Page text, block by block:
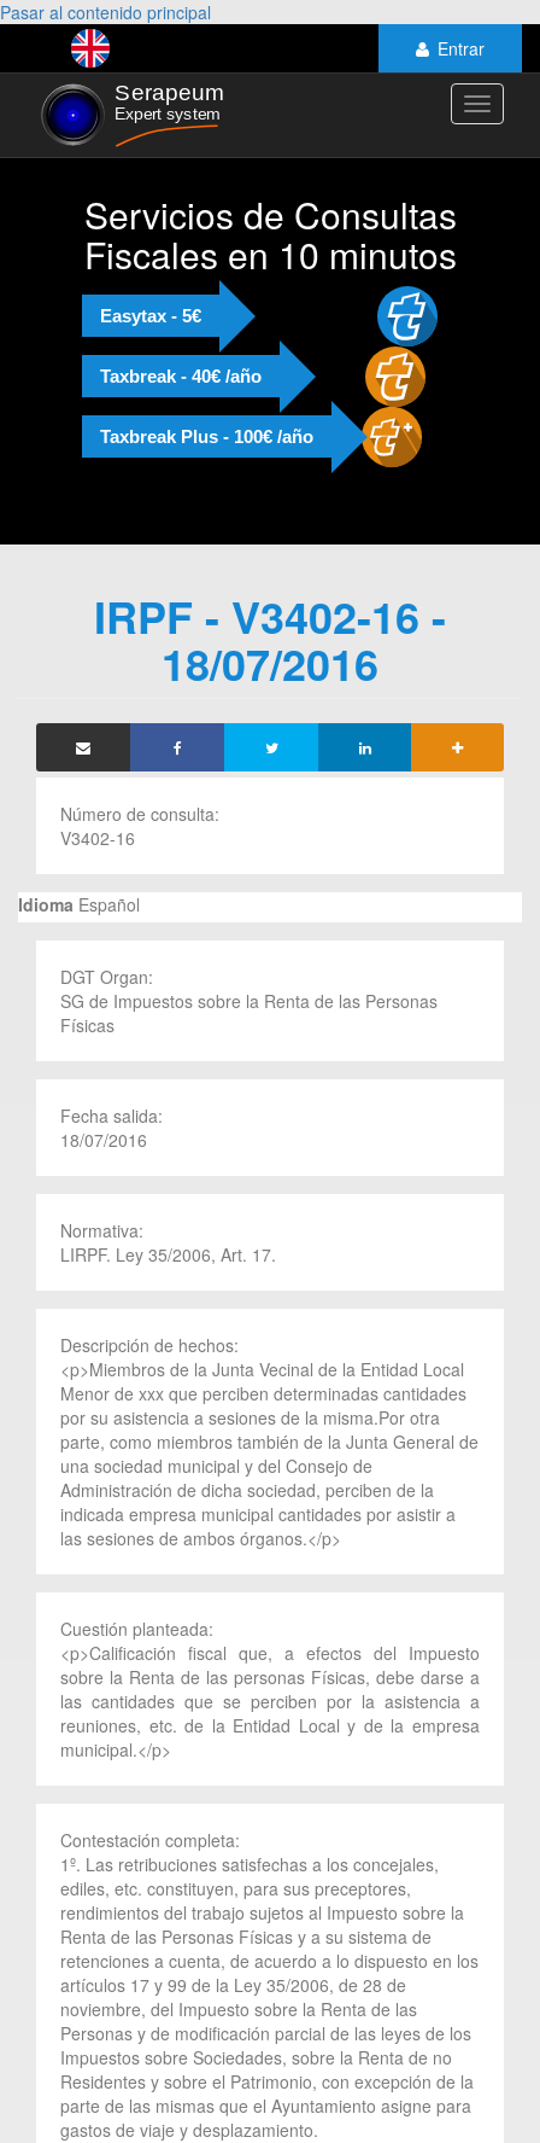
Pasar al contenido principal
Entrar
Toggle
Servicios de Consultas
Fiscales en 10 minutos
Easytax - 5€
Taxbreak - 40€ /año
Taxbreak Plus - 100€ /año
IRPF - V3402-16 -
18/07/2016
Número de consulta:
V3402-16
Idioma Español
DGT Organ:
SG de Impuestos sobre la Renta de las Personas
Físicas
Fecha salida:
18/07/2016
Normativa:
LIRPF. Ley 35/2006, Art. 17.
Descripción de hechos:
<p>Miembros de la Junta Vecinal de la Entidad Local
Menor de xxx que perciben determinadas cantidades
por su asistencia a sesiones de la misma.Por otra
parte, como miembros también de la Junta General de
una sociedad municipal y del Consejo de
Administración de dicha sociedad, perciben de la
indicada empresa municipal cantidades por asistir a
las sesiones de ambos órganos.</p>
Cuestión planteada:
<p>Calificación fiscal que, a efectos del Impuesto
sobre la Renta de las personas Físicas, debe darse a
las cantidades que se perciben por la asistencia a
reuniones, etc. de la Entidad Local y de la empresa
municipal.</p>
Contestación completa:
1º. Las retribuciones satisfechas a los concejales,
ediles, etc. constituyen, para sus preceptores,
rendimientos del trabajo sujetos al Impuesto sobre la
Renta de las Personas Físicas y a su sistema de
retenciones a cuenta, de acuerdo a lo dispuesto en los
artículos 17 y 99 de la Ley 35/2006, de 28 de
noviembre, del Impuesto sobre la Renta de las
Personas y de modificación parcial de las leyes de los
Impuestos sobre Sociedades, sobre la Renta de no
Residentes y sobre el Patrimonio, con excepción de la
parte de las mismas que el Ayuntamiento asigne para
gastos de viaje y desplazamiento.